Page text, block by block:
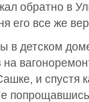
обратно в
его все же
в детском
и спустя